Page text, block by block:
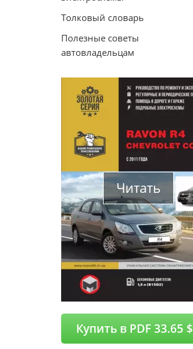
Толковый словарь
Полезные советы
автовладельцам
Читать
Купить в PDF 33.65 $